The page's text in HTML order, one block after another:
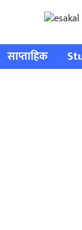
साप्ताहिक